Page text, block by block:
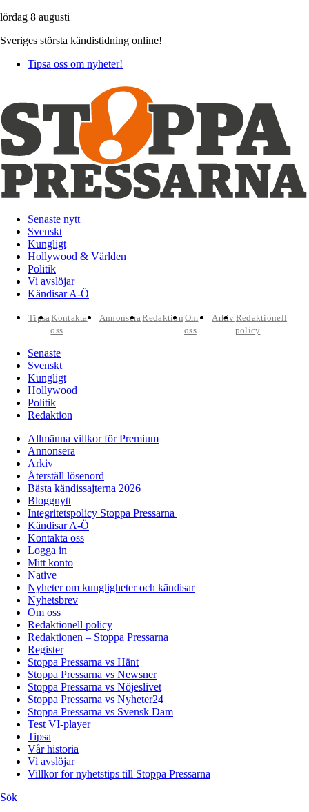
lördag 8 augusti
Sveriges största kändistidning online!
Tipsa oss om nyheter!
Senaste nytt
Svenskt
Kungligt
Hollywood & Världen
Politik
Vi avslöjar
Kändisar A-Ö
TipsaKontakta
oss
AnnonseraRedaktion Om
oss
Arkiv Redaktionell
policy
Senaste
Svenskt
Kungligt
Hollywood
Politik
Redaktion
Allmänna villkor för Premium
Annonsera
Arkiv
Återställ lösenord
Bästa kändissajterna 2026
Bloggnytt
Integritetspolicy Stoppa Pressarna
Kändisar A-Ö
Kontakta oss
Logga in
Mitt konto
Native
Nyheter om kungligheter och kändisar
Nyhetsbrev
Om oss
Redaktionell policy
Redaktionen – Stoppa Pressarna
Register
Stoppa Pressarna vs Hänt
Stoppa Pressarna vs Newsner
Stoppa Pressarna vs Nöjeslivet
Stoppa Pressarna vs Nyheter24
Stoppa Pressarna vs Svensk Dam
Test VI-player
Tipsa
Vår historia
Vi avslöjar
Villkor för nyhetstips till Stoppa Pressarna
Sök